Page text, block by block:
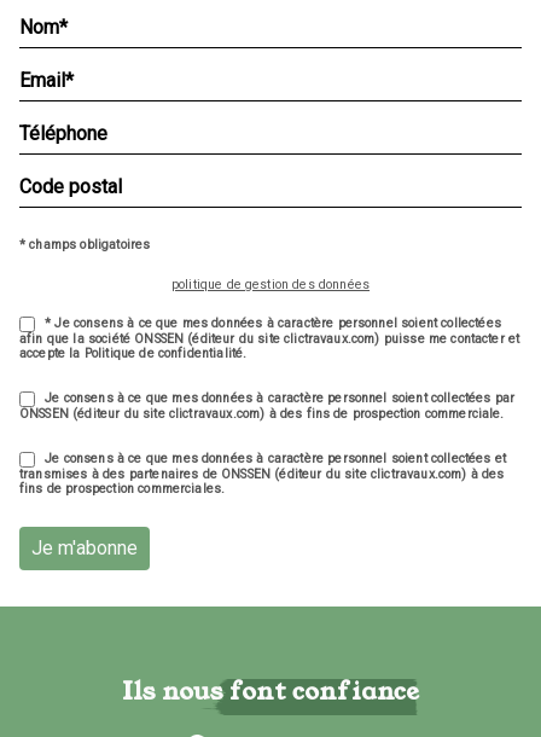
* champs obligatoires
politique de gestion des données
* Je consens à ce que mes données à caractère personnel soient collectées
afin que la société ONSSEN (éditeur du site clictravaux.com) puisse me contacter et
accepte la Politique de confidentialité.
Je consens à ce que mes données à caractère personnel soient collectées par
ONSSEN (éditeur du site clictravaux.com) à des fins de prospection commerciale.
Je consens à ce que mes données à caractère personnel soient collectées et
transmises à des partenaires de ONSSEN (éditeur du site clictravaux.com) à des
fins de prospection commerciales.
Je m'abonne
Ils nous font confiance